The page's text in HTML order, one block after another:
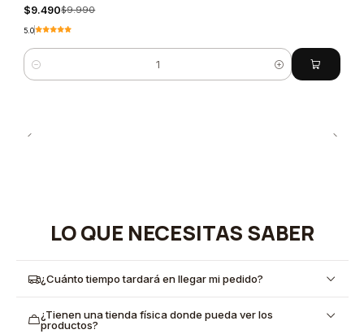
$9.490$9.990
5.0
Cantidad
LO QUE NECESITAS SABER
¿Cuánto tiempo tardará en llegar mi pedido?
¿Tienen una tienda física donde pueda ver los
productos?